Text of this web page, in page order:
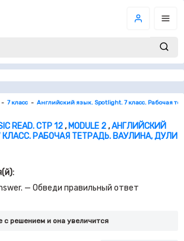
7 класс Английский язык. Spotlight. 7 класс. Рабочая
READ. СТР 12, MODULE 2,АНГЛИЙСКИЙ
7 КЛАСС. РАБОЧАЯ ТЕТРАДЬ. ВАУЛИНА, ДУЛИ
— Обведи правильный ответ
c решением и она увеличится